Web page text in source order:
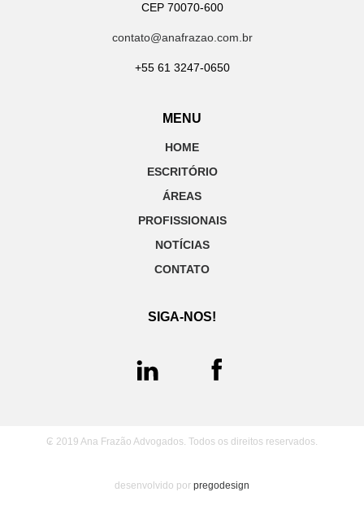
CEP 70070-600
contato@anafrazao.com.br
+55 61 3247-0650
MENU
HOME
ESCRITÓRIO
ÁREAS
PROFISSIONAIS
NOTÍCIAS
CONTATO
SIGA-NOS!
₢ 2019 Ana Frazão Advogados. Todos os direitos reservados.
desenvolvido por pregodesign